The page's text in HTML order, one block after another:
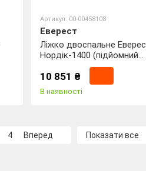
Артикул: 00-00458108
Еверест
Ліжко двоспальне
Нордік-1400 (підйомний
механізм) 140х200 см
Дуб крафт золотий (DTM-
5554)
10 851 ₴
В наявності
4 Вперед Показати все